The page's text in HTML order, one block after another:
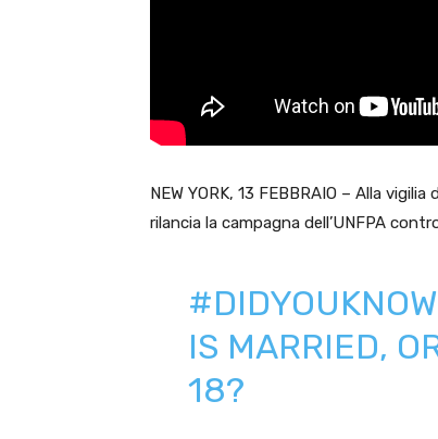
NEW YORK, 13 FEBBRAIO – Alla
rilancia la campagna dell’UNFPA
#DIDYOUKNOW
IS MARRIED,
18?